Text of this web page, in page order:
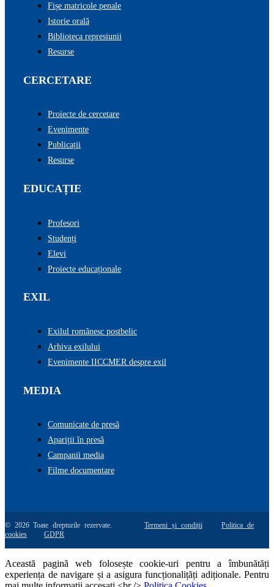
Fișe matricole penale
Istorie orală
Biblioteca represiunii
Resurse
CERCETARE
Proiecte de cercetare
Evenimente
Publicații
Resurse
EDUCAȚIE
Profesori
Studenți
Elevi
Proiecte educaționale
EXIL
Exilul românesc postbelic
Arhiva exilului
Evenimente IICCMER despre exil
MEDIA
Comunicate de presă
Apariții în presă
Campanii media
Filme documentare
© 2026 Toate drepturile rezervate.Termeni și condiții
Politica de
cookies
GDPR
Această pagină web folosește cookie-uri pentru a îmbunătăți
experiența de navigare și a asigura funcționalițăți adiționale. Pentru